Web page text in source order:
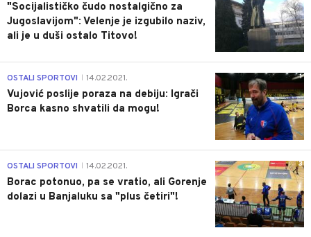
"Socijalističko čudo nostalgično za
Jugoslavijom": Velenje je izgubilo naziv,
ali je u duši ostalo Titovo!
1
OSTALI SPORTOVI 14.02.2021.
Vujović poslije poraza na debiju: Igrači
Borca kasno shvatili da mogu!
3
OSTALI SPORTOVI 14.02.2021.
Borac potonuo, pa se vratio, ali Gorenje
dolazi u Banjaluku sa "plus četiri"!